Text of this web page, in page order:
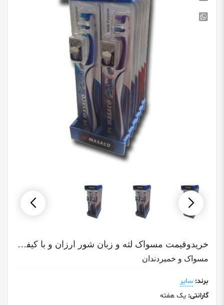
خریدوقیمت مسواک لثه و زبان شور ارزان و با کیفیت ماساکو Masaco
مسواک و خمیردندان
برند: سایر
گارانتی: یک هفته